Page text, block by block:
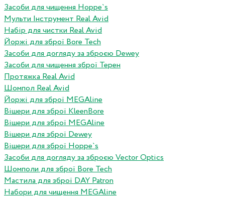
Засоби для чищення Hoppe`s
Мульти Інструмент Real Avid
Набір для чистки Real Avid
Йоржі для зброї Bore Tech
Засоби для догляду за зброєю Dewey
Засоби для чищення зброї Терен
Протяжка Real Avid
Шомпол Real Avid
Йоржі для зброї MEGAline
Вішери для зброї KleenBore
Вішери для зброї MEGAline
Вішери для зброї Dewey
Вішери для зброї Hoppe`s
Засоби для догляду за зброєю Vector Optics
Шомполи для зброї Bore Tech
Мастила для зброї DAY Patron
Набори для чищення MEGAline